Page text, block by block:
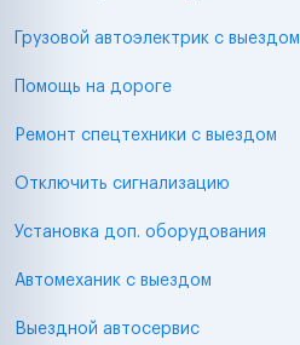
Грузовой автоэлектрик с выездом
Помощь на дороге
Ремонт спецтехники с выездом
Отключить сигнализацию
Установка доп. оборудования
Автомеханик с выездом
Выездной автосервис